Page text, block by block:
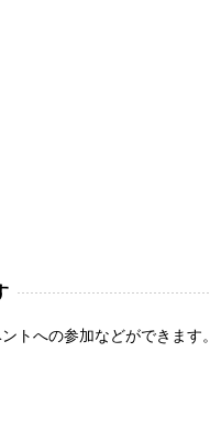
トへの参加などができます。